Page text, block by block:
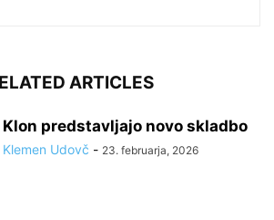
ARTICLES
Klon predstavljajo novo skladbo
Klemen Udovč - 23. februarja, 2026